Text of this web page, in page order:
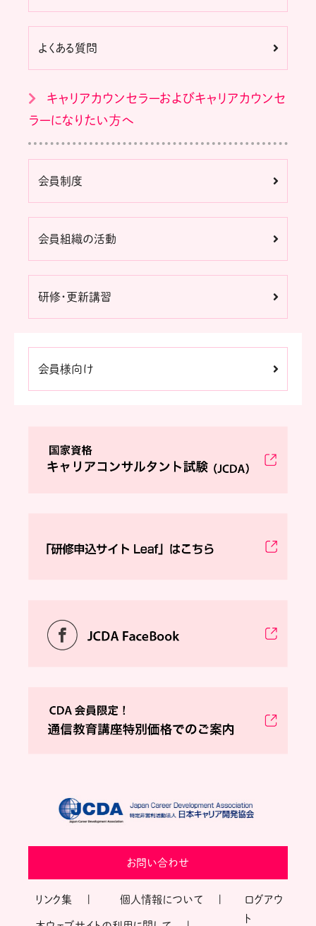
よくある質問
キャリアカウンセラーおよびキャリアカウンセ
ラーになりたい方へ
会員制度
会員組織の活動
研修・更新講習
会員様向け
お問い合わせ
リンク集 個人情報について
ログアウ
ト